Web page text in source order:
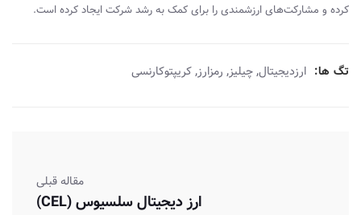
کرده و مشارکت‌های ارزشمندی را برای کمک به رشد شرکت ایجاد کرده است.
تگ ها: ارزدیجیتال,چیلیز, رمزارز,کریپتوکارنسی
مقاله قبلی
ارز دیجیتال سلسیوس (CEL)